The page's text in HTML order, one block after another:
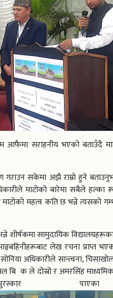
आफैमा सराहनीय भएको बताउँदै
सकेमा अझै राम्रो हुने
माटोको बारेमा सबैले
महत्व कति छ भन्ने त्यसको
सामुदायिक
लेख रचना प्राप्त
अधिकारीले सान्त्वना,
बि क ले दोस्रो र अमरसिंह माध्यमिक